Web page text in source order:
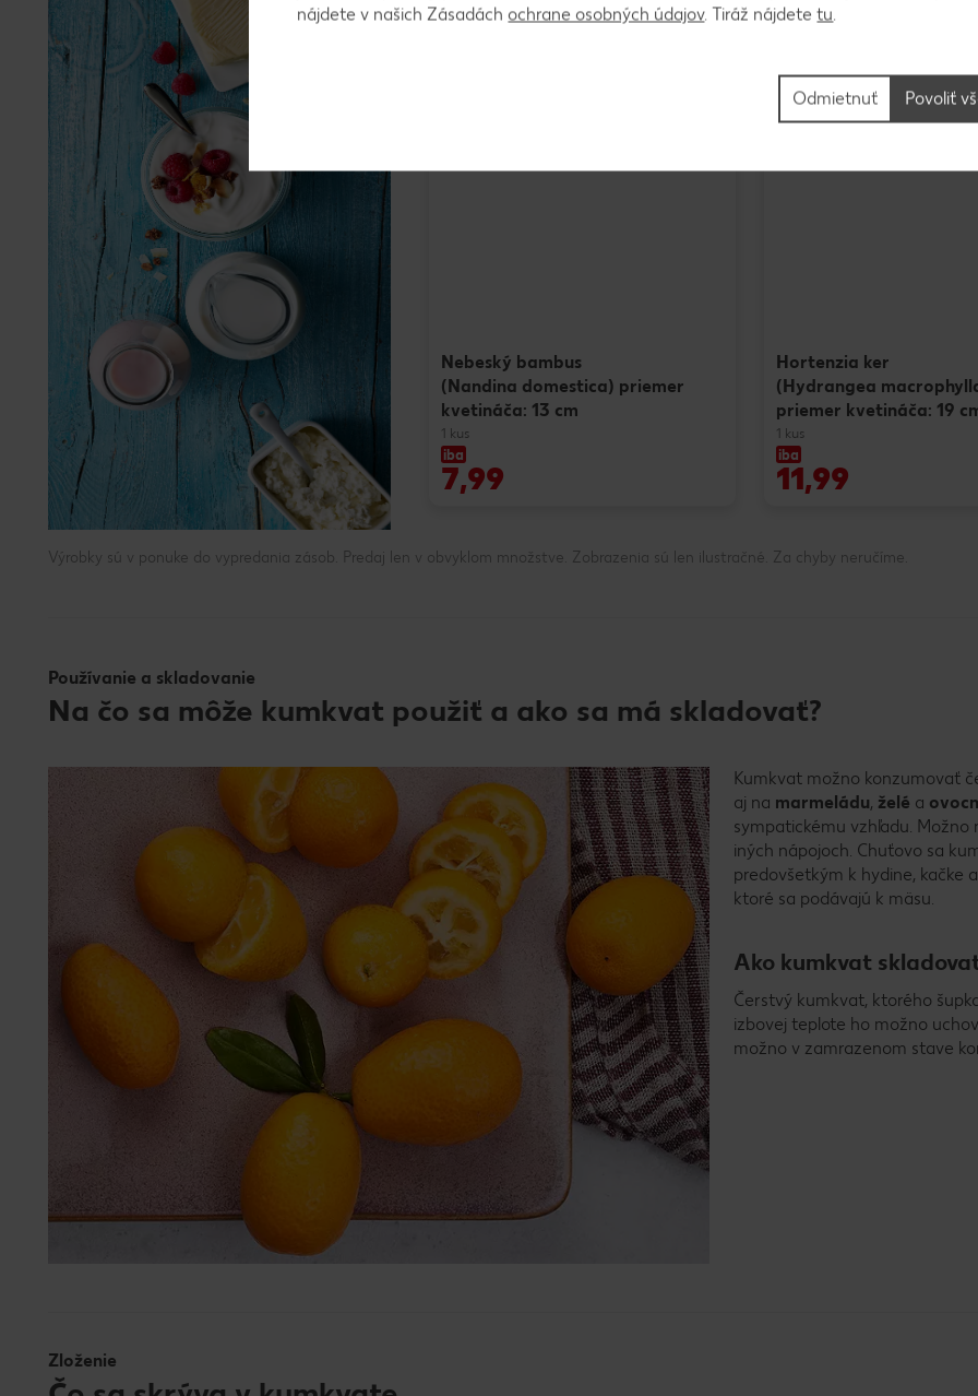
Platnosť od 06.08.2026 do 12.08.2026
Nebeský bambus
(Nandina domestica) priemer
kvetináča: 13 cm
1 kus
iba
7,99
Hortenzia ker
(Hydrangea
priemer kvetináča: 19
1 kus
iba
11,99
Výrobky sú v ponuke do vypredania zásob. Predaj len v obvyklom množstve. Zobrazenia sú len ilustračné. Za chyby neručíme.
Používanie a skladovanie
Na čo sa môže kumkvat použiť a ako sa má skladovať?
Kumkvat možno konzumovať
aj na marmeládu, želé a
sympatickému vzhľadu.
iných nápojoch. Chuťovo sa
predovšetkým k hydine, kačke
ktoré sa podávajú k mäsu.
Ako kumkvat
Čerstvý kumkvat, ktorého
izbovej teplote ho možno
možno v zamrazenom stave
Zloženie
nájdete v našich Zásadách ochrane osobných údajov. Tiráž nájdetetu.
Odmietnuť Povoliť